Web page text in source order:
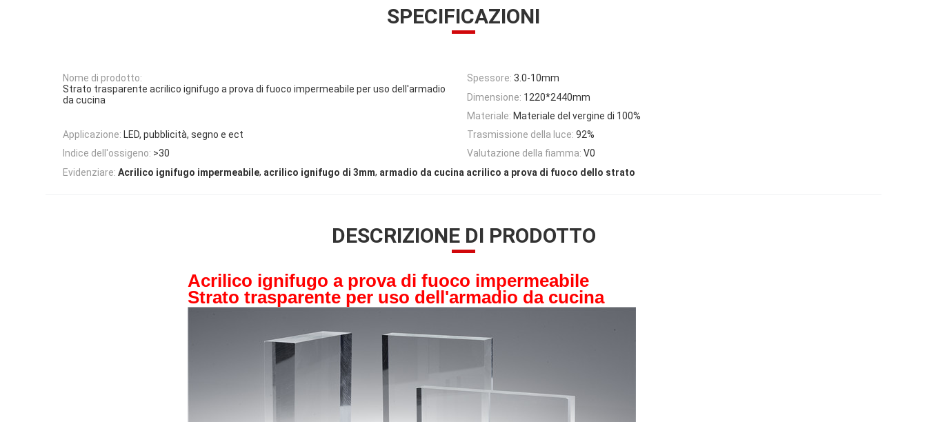
SPECIFICAZIONI
Nome di prodotto:
Strato trasparente acrilico ignifugo a prova di fuoco impermeabile per uso dell'armadio
da cucina
Spessore: 3.0-10mm
Dimensione: 1220*2440mm
Materiale: Materiale del vergine di 100%
Applicazione: LED, pubblicità, segno e ect Trasmissione della luce: 92%
Indice dell'ossigeno: >30 Valutazione della fiamma: V0
Evidenziare: Acrilico ignifugo impermeabile, acrilico ignifugo di 3mm, armadio da cucina acrilico a prova di fuoco dello strato
DESCRIZIONE DI PRODOTTO
Acrilico ignifugo a prova di fuoco impermeabile
Strato trasparente per uso dell'armadio da cucina